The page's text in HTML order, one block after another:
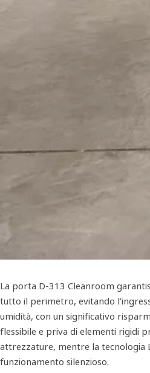
La porta D-313 Cleanroom
tutto il perimetro, evitando
umidità, con un significativo
flessibile e priva di elementi rigidi
attrezzature, mentre la tecnologia
funzionamento silenzioso.